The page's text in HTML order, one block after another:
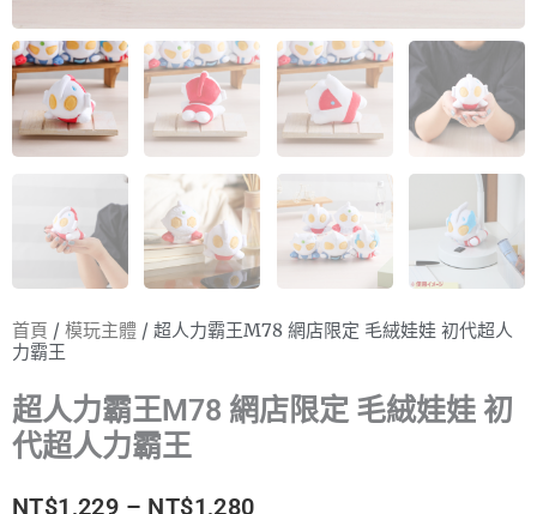
首頁 / 模玩主體 / 超人力霸王M78 網店限定 毛絨娃娃 初代超人
力霸王
超人力霸王M78 網店限定 毛絨娃娃 初
代超人力霸王
NT$1,229 – NT$1,280價